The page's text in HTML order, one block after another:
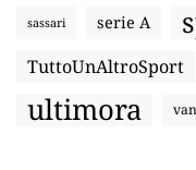
sassari serie A
TuttoUnAltroSport
ultimora